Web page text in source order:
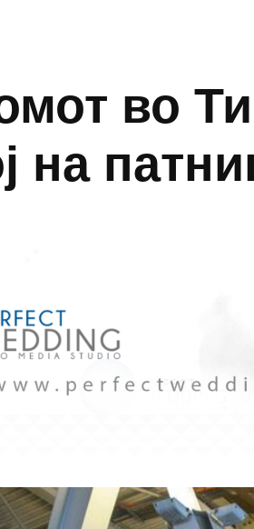
во
на